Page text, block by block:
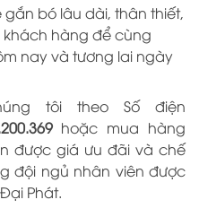
bó lâu dài, thân thiết,
hàng để cùng
nay và tương lai ngày
tôi theo Số điện
200.369 hoặc mua hàng
được giá ưu đãi và chế
đội ngủ nhân viên được
Đại Phát.